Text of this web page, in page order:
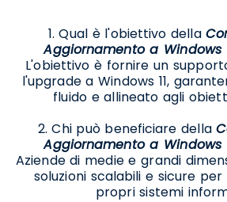
1. Qual è l'obiettivo della
Aggiornamento a Windows
L'obiettivo è fornire un
l'upgrade a Windows 11,
fluido e allineato agli
2. Chi può beneficiare della
Aggiornamento a Windows
Aziende di medie e grandi
soluzioni scalabili e sicure
propri sistemi